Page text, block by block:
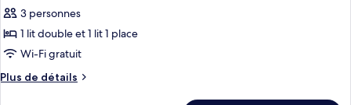
avec
jumeaux
photos
pour
ce
type
de
3 personnes
1 lit double et 1 lit 1 place
Wi-Fi gratuit
Plus de détails
Plus